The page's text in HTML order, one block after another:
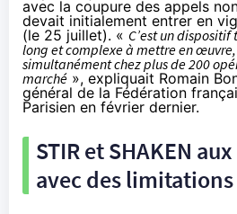
avec la coupure des appels
devait initialement entrer en
(le 25 juillet). « C’est un
long et complexe à mettre en
simultanément chez plus de 200
marché », expliquait Romain
général de la Fédération
Parisien en février dernier.
STIR et SHAKEN
avec des limitations